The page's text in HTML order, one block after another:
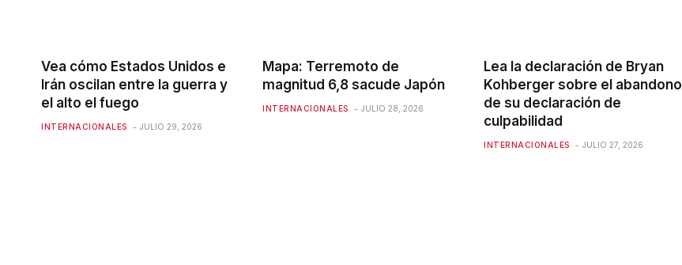
Vea cómo Estados Unidos e
Irán oscilan entre la guerra y
el alto el fuego
INTERNACIONALES JULIO 29, 2026
Mapa: Terremoto de
magnitud 6,8 ​​sacude Japón
INTERNACIONALES JULIO 28, 2026
Lea la declaración de Bryan
Kohberger sobre el abandono
de su declaración de
culpabilidad
INTERNACIONALES JULIO 27, 2026